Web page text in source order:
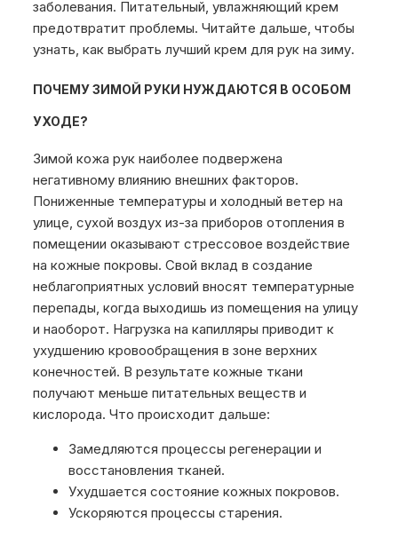
заболевания. Питательный, увлажняющий крем
предотвратит проблемы. Читайте дальше, чтобы
узнать, как выбрать лучший крем для рук на зиму.
ПОЧЕМУ ЗИМОЙ РУКИ НУЖДАЮТСЯ В ОСОБОМ
УХОДЕ?
Зимой кожа рук наиболее подвержена
негативному влиянию внешних факторов.
Пониженные температуры и холодный ветер на
улице, сухой воздух из-за приборов отопления в
помещении оказывают стрессовое воздействие
на кожные покровы. Свой вклад в создание
неблагоприятных условий вносят температурные
перепады, когда выходишь из помещения на улицу
и наоборот. Нагрузка на капилляры приводит к
ухудшению кровообращения в зоне верхних
конечностей. В результате кожные ткани
получают меньше питательных веществ и
кислорода. Что происходит дальше:
Замедляются процессы регенерации и
восстановления тканей.
Ухудшается состояние кожных покровов.
Ускоряются процессы старения.